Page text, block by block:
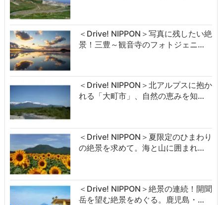
＜Drive! NIPPON＞写真に残したい絶
景！三豊～観音寺のフォトジェニ…
＜Drive! NIPPON＞北アルプスに抱か
れる「大町市」、自然の恵みを知…
＜Drive! NIPPON＞夏限定のひまわり
の絶景を求めて。海と山に囲まれ…
＜Drive! NIPPON＞絶景の連続！開聞
岳を望む絶景をめぐる。鹿児島・…